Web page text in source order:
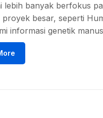
lebih banyak berfokus
proyek besar, seperti
informasi genetik